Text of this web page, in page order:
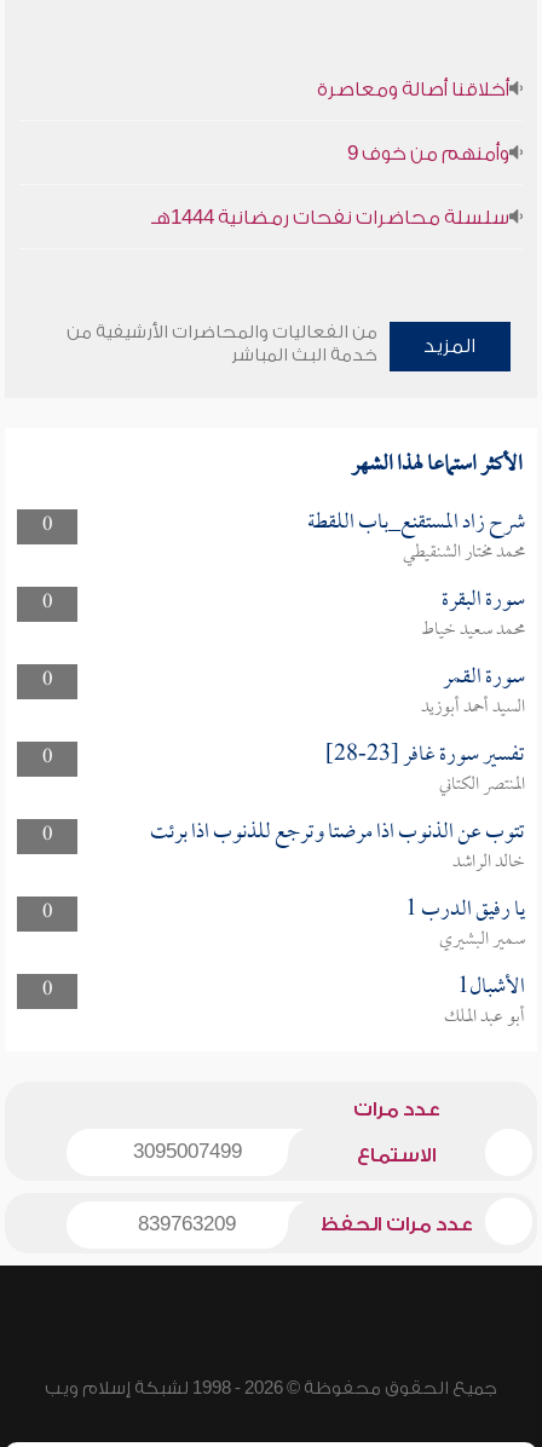
أخلاقنا أصالة ومعاصرة
وأمنهم من خوف 9
سلسلة محاضرات نفحات رمضانية 1444هـ
المزيد
من الفعاليات والمحاضرات الأرشيفية من
خدمة البث المباشر
الأكثر استماعا لهذا الشهر
0 شرح زاد المستقنع_باب اللقطة
محمد مختار الشنقيطي
0
سورة البقرة
محمد سعيد خياط
0
سورة القمر
السيد أحمد أبوزيد
0
تفسير سورة غافر [23-28]
المنتصر الكتاني
0
تتوب عن الذنوب اذا مرضتا وترجع للذنوب اذا برئت
خالد الراشد
0
يا رفيق الدرب 1
سمير البشيري
0
الأشبال1
أبو عبد الملك
عدد مرات
الاستماع 3095007499
عدد مرات الحفظ 839763209
جميع الحقوق محفوظة © 2026 - 1998 لشبكة إسلام ويب